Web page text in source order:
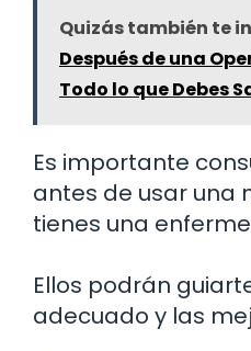
Quizás también te
Después de una
Todo lo que Debes
Es importante
antes de usar una
tienes una
Ellos podrán
adecuado y las